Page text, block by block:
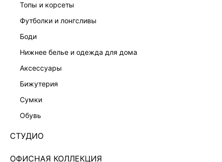
топы и корсеты
футболки и лонгсливы
боди
нижнее белье и одежда для дома
аксессуары
бижутерия
сумки
обувь
СТУДИО
ОФИСНАЯ КОЛЛЕКЦИЯ
Нет в наличии
ЦВЕТ:БЕЛЫЙ